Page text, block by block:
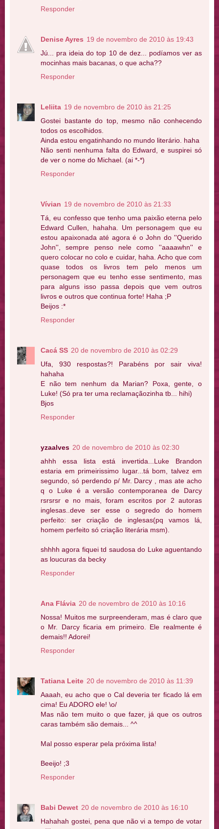
Responder
Denise Ayres 19 de novembro de 2010 às 19:43
Jú... pra ideia do top 10 de dez... podíamos ver as
mocinhas mais bacanas, o que acha??
Responder
Leliita 19 de novembro de 2010 às 21:25
Gostei bastante do top, mesmo não conhecendo
todos os escolhidos.
Ainda estou engatinhando no mundo literário. haha
Não senti nenhuma falta do Edward, e suspirei só
de ver o nome do Michael. (ai *-*)
Responder
Vívian 19 de novembro de 2010 às 21:33
Tá, eu confesso que tenho uma paixão eterna pelo
Edward Cullen, hahaha. Um personagem que eu
estou apaixonada até agora é o John do ''Querido
John'', sempre penso nele como ''aaaawhn'' e
quero colocar no colo e cuidar, haha. Acho que com
quase todos os livros tem pelo menos um
personagem que eu tenho esse sentimento, mas
para alguns isso passa depois que vem outros
livros e outros que continua forte! Haha ;P
Beijos :*
Responder
Cacá SS 20 de novembro de 2010 às 02:29
Ufa, 930 respostas?! Parabéns por sair viva!
hahaha
E não tem nenhum da Marian? Poxa, gente, o
Luke! (Só pra ter uma reclamaçãozinha tb... hihi)
Bjos
Responder
yzaalves 20 de novembro de 2010 às 02:30
ahhh essa lista está invertida...Luke Brandon
estaria em primeirissimo lugar...tá bom, talvez em
segundo, só perdendo p/ Mr. Darcy , mas ate acho
q o Luke é a versão contemporanea de Darcy
rsrsrsr e no mais, foram escritos por 2 autoras
inglesas..deve ser esse o segredo do homem
perfeito: ser criação de inglesas(pq vamos lá,
homem perfeito só criação literária msm).
shhhh agora fiquei td saudosa do Luke aguentando
as loucuras da becky
Responder
Ana Flávia 20 de novembro de 2010 às 10:16
Nossa! Muitos me surpreenderam, mas é claro que
o Mr. Darcy ficaria em primeiro. Ele realmente é
demais!! Adorei!
Responder
Tatiana Leite 20 de novembro de 2010 às 11:39
Aaaah, eu acho que o Cal deveria ter ficado lá em
cima! Eu ADORO ele! \o/
Mas não tem muito o que fazer, já que os outros
caras também são demais... ^^
Mal posso esperar pela próxima lista!
Beeijo! ;3
Responder
Babi Dewet 20 de novembro de 2010 às 16:10
Hahahah gostei, pena que não vi a tempo de votar